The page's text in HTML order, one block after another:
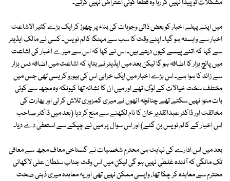
مشکلات تو پیدا نہیں کر رہا وہ قطعاً کوئی اعتراض نہیں کرتے۔
میں اپنے پہلے اخبار کو بعض ذاتی وجوہات کی بناء پر چھوڑ کر ایک بڑے کثیر الاشاعت
اخبار سے وابستہ ہو گیا۔ اپنے وقت کا سب سے مہنگا کالم نویس۔ کسی نے مالک ایڈیٹر
سے کہا کہ اتنے پیسے کیوں دیتے ہیں۔ اس نے کہا کہ اس سے میرے اخبار کی اشاعت
میں پانچ ہزار کا اضافہ ہو گا لیکن بعد میں ایڈیٹر نے بتایا کہ اشاعت میں اضافہ دس ہزار
سے زائد کا ہوا ہے۔ اس بڑے اخبار میں ایک خرابی اس کی بیورو کریسی تھی جس میں
مختلف سخت خیالات کے لوگ تھے اور میں ان کا نشانہ تھا کیونکہ وہ مجھ سے کوئی
بات منوا نہیں سکتے تھے چنانچہ انھوں نے میری کمزوری تلاش کر لی اور بھارت کی
مخالفت اور ڈاکٹر عبدالقدیر خان کا نام لکھنے سے منع کر دیا (بعد میں ڈاکٹر صاحب
اس اخبار کے کالم نویس بن گئے) اور اس سوال پر میں نے چپکے سے استعفیٰ دے دیا۔
بعد میں اس ادارے کی نہایت ہی محترم شخصیات نے گستاخی معاف مجھ سے معافی
تک مانگی کہ آئندہ غلطی نہیں ہو گی لیکن میں اس وقت جناب سلطان علی لاکھانی
محترم سے معاہدہ کر چکا تھا، واپسی ممکن نہیں تھی اور یہ معاہدہ میری ذہنی صحت